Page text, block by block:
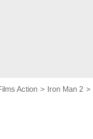
Action Iron Man 2